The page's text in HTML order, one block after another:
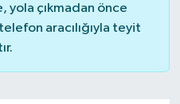
yola çıkmadan önce
aracılığıyla teyit